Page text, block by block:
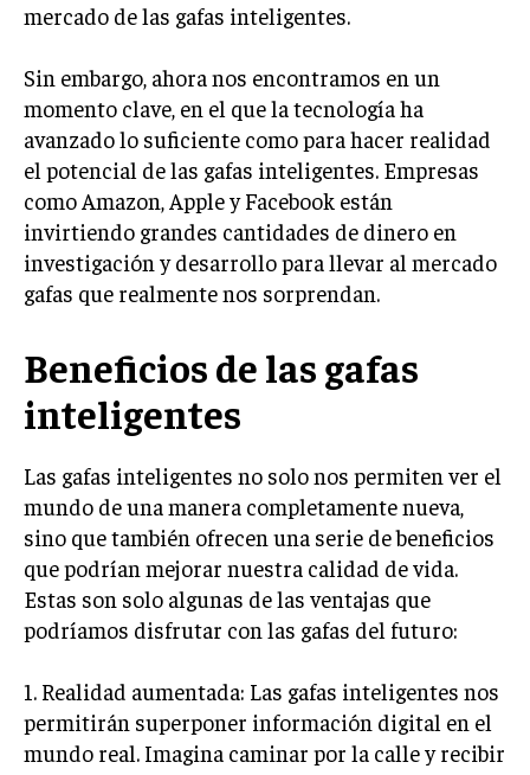
mercado de las gafas inteligentes.
Sin embargo, ahora nos encontramos en un
momento clave, en el que la tecnología ha
avanzado lo suficiente como para hacer realidad
el potencial de las gafas inteligentes. Empresas
como Amazon, Apple y Facebook están
invirtiendo grandes cantidades de dinero en
investigación y desarrollo para llevar al mercado
gafas que realmente nos sorprendan.
Beneficios de las gafas
inteligentes
Las gafas inteligentes no solo nos permiten ver el
mundo de una manera completamente nueva,
sino que también ofrecen una serie de beneficios
que podrían mejorar nuestra calidad de vida.
Estas son solo algunas de las ventajas que
podríamos disfrutar con las gafas del futuro:
1. Realidad aumentada: Las gafas inteligentes nos
permitirán superponer información digital en el
mundo real. Imagina caminar por la calle y recibir